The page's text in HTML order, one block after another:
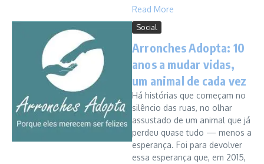
Read More
Social
Arronches Adopta: 10
anos a mudar vidas,
um animal de cada vez
Há histórias que começam no
silêncio das ruas, no olhar
assustado de um animal que já
perdeu quase tudo — menos a
esperança. Foi para devolver
essa esperança que, em 2015,